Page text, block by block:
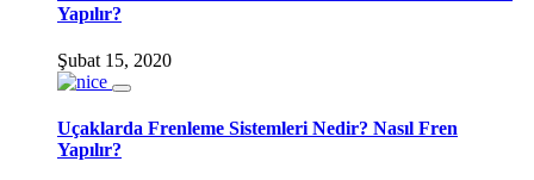
Yapılır?
Şubat 15, 2020
Uçaklarda Frenleme Sistemleri Nedir? Nasıl Fren
Yapılır?